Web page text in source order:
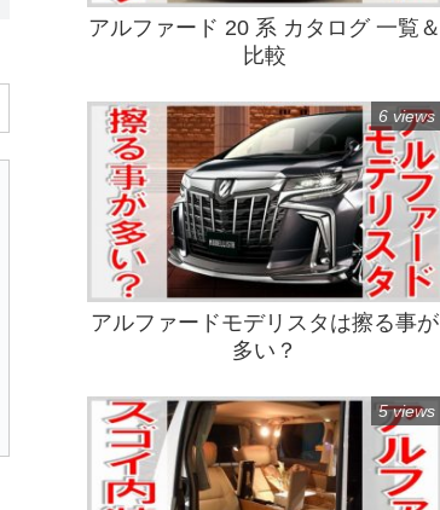
アルファード 20 系 カタログ 一覧＆
比較
アルファードモデリスタは擦る事が
多い？
6 views
5 views